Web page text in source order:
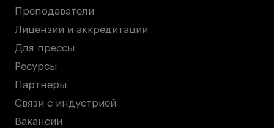
Преподаватели
Лицензии и аккредитации
Для прессы
Ресурсы
Партнеры
Связи с индустрией
Вакансии